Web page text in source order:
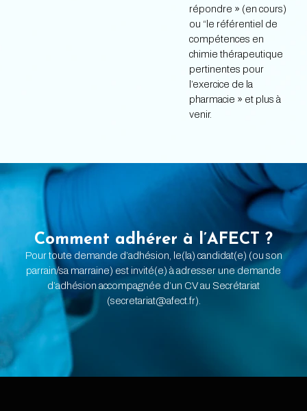
répondre » (en cours)
ou “le référentiel de
compétences en
chimie thérapeutique
pertinentes pour
l’exercice de la
pharmacie » et plus à
venir.
Comment adhérer à l’AFECT ?
Pour toute demande d’adhésion, le(la) candidat(e) (ou son
parrain/sa marraine) est invité(e) à adresser une demande
d’adhésion accompagnée d’un CV au Secrétariat
(secretariat@afect.fr).